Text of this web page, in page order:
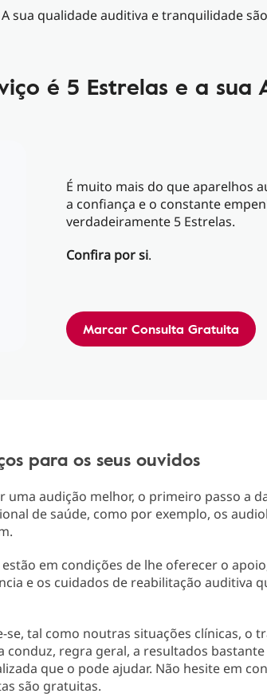
A sua qualidade auditiva e tranquilidade
é 5 Estrelas e a
É muito mais do que aparelhos
a confiança e o constante
verdadeiramente 5 Estrelas.
Confira por si.
Marcar Consulta Gratuita
para os seus ouvidos
uma audição melhor, o primeiro passo a
de saúde, como por exemplo, os
estão em condições de lhe oferecer o
e os cuidados de reabilitação auditiva
se, tal como noutras situações clínicas, o
conduz, regra geral, a resultados
que o pode ajudar. Não hesite em
são gratuitas.